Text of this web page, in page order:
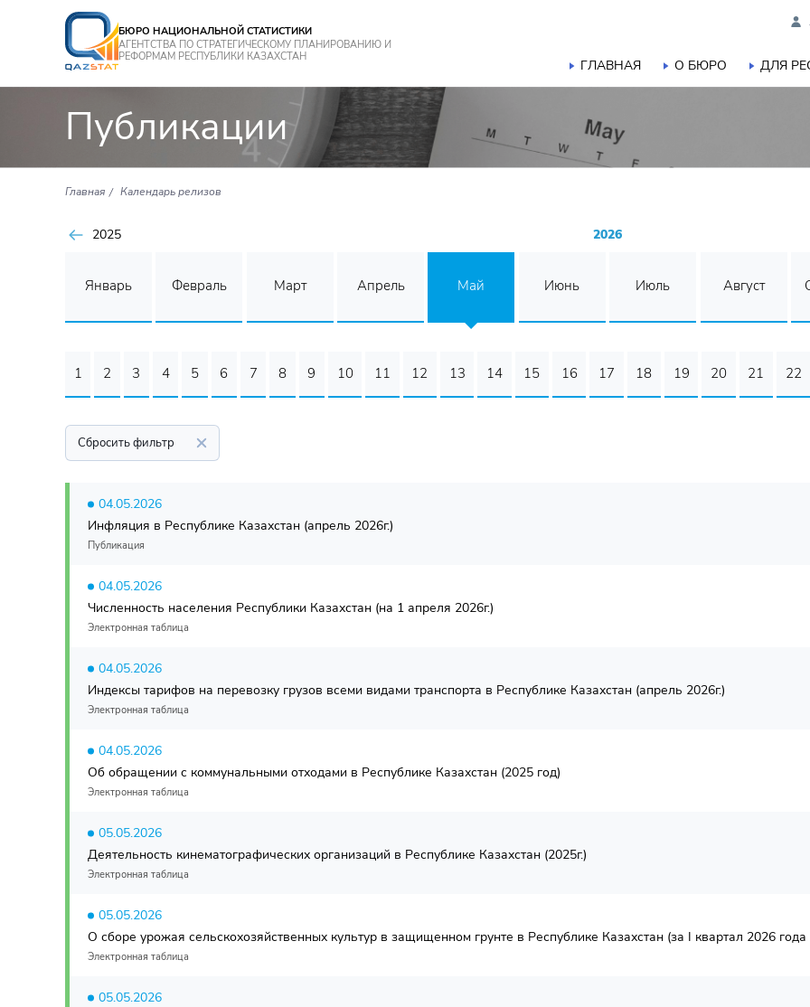
БЮРО НАЦИОНАЛЬНОЙ СТАТИСТИКИ
АГЕНТСТВА ПО СТРАТЕГИЧЕСКОМУ ПЛАНИРОВАНИЮ И
РЕФОРМАМ РЕСПУБЛИКИ КАЗАХСТАН
ГЛАВНАЯ О БЮРО ДЛЯ
Публикации
Главная Календарь релизов
2025 2026
Январь Февраль Март Апрель Май Июнь Июль Август
1 2 3 4 5 6 7 8 9 10 11 12 13 14 15 16 17 18 19 20 21 22
Сбросить фильтр
04.05.2026
Инфляция в Республике Казахстан (апрель 2026г.)
Публикация
04.05.2026
Численность населения Республики Казахстан (на 1 апреля 2026г.)
Электронная таблица
04.05.2026
Индексы тарифов на перевозку грузов всеми видами транспорта в Республике Казахстан (апрель 2026г.)
Электронная таблица
04.05.2026
Об обращении с коммунальными отходами в Республике Казахстан (2025 год)
Электронная таблица
05.05.2026
Деятельность кинематографических организаций в Республике Казахстан (2025г.)
Электронная таблица
05.05.2026
О сборе урожая сельскохозяйственных культур в защищенном грунте в Республике Казахстан (за I квартал 2026 года
Электронная таблица
05.05.2026